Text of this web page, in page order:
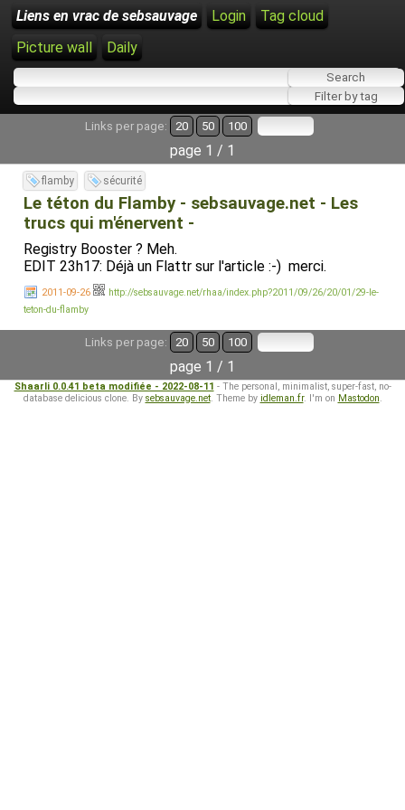
Liens en vrac de sebsauvage Login
Tag cloud
Picture wall
Daily
Links per page: 20 50 100
page 1 / 1
flamby sécurité
Le téton du Flamby - sebsauvage.net - Les
trucs qui m'énervent -
Registry Booster ? Meh.
EDIT 23h17: Déjà un Flattr sur l'article :-) merci.
2011-09-26
http://sebsauvage.net/rhaa/index.php?2011/09/26/20/01/29-le-
teton-du-flamby
Links per page: 20 50 100
page 1 / 1
Shaarli 0.0.41 beta modifiée - 2022-08-11 - The personal, minimalist, super-fast, no-
database delicious clone. By sebsauvage.net. Theme by idleman.fr. I'm on Mastodon.